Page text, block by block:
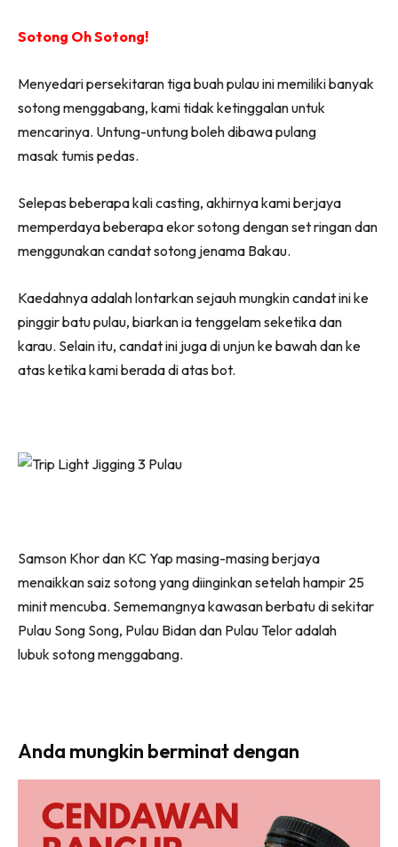
Sotong Oh Sotong!
Menyedari persekitaran tiga buah pulau ini memiliki banyak
sotong menggabang, kami tidak ketinggalan untuk
mencarinya. Untung-untung boleh dibawa pulang
masak tumis pedas.
Selepas beberapa kali casting, akhirnya kami berjaya
memperdaya beberapa ekor sotong dengan set ringan dan
menggunakan candat sotong jenama Bakau.
Kaedahnya adalah lontarkan sejauh mungkin candat ini ke
pinggir batu pulau, biarkan ia tenggelam seketika dan
karau. Selain itu, candat ini juga di unjun ke bawah dan ke
atas ketika kami berada di atas bot.
Samson Khor dan KC Yap masing-masing berjaya
menaikkan saiz sotong yang diinginkan setelah hampir 25
minit mencuba. Sememangnya kawasan berbatu di sekitar
Pulau Song Song, Pulau Bidan dan Pulau Telor adalah
lubuk sotong menggabang.
Anda mungkin berminat dengan